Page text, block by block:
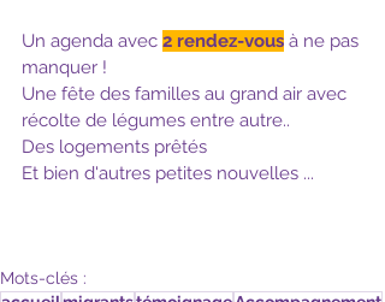
Un agenda avec 2 rendez-vous à ne pas
manquer !
Une fête des familles au grand air avec
récolte de légumes entre autre..
Des logements prêtés
Et bien d'autres petites nouvelles ...
Mots-clés :